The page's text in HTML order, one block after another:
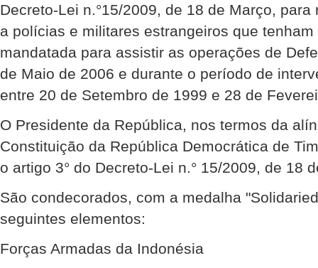
Decreto-Lei n.°15/2009, de 18 de Março,
a polícias e militares estrangeiros que
mandatada para assistir as operações de
de Maio de 2006 e durante o período de
entre 20 de Setembro de 1999 e 28 de
O Presidente da República, nos termos da
Constituição da República Democrática de
o artigo 3° do Decreto-Lei n.° 15/2009, de 18
São condecorados, com a medalha
seguintes elementos:
Forças Armadas da Indonésia